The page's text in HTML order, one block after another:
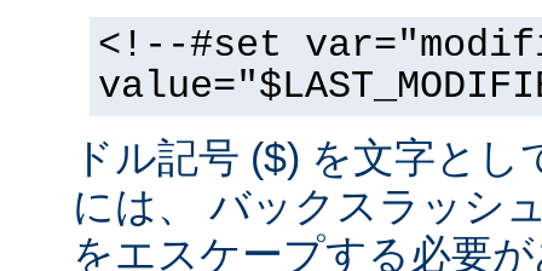
<!--#set
ドル記号 ($) を文字と
には、 バックスラッシ
をエスケープする必要